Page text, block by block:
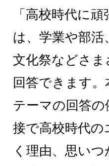
「高校時代に頑
は、学業や部活
文化祭などさ
回答できます
テーマの回答
接で高校時代の
く理由、思い